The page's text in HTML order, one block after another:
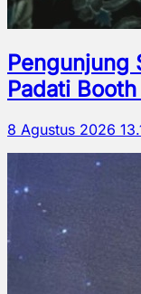
Pengunjung
Padati
8 Agustus 2026